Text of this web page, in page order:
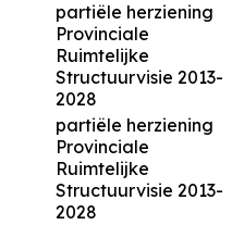
partiële herziening
Provinciale
Ruimtelijke
Structuurvisie 2013-
2028
partiële herziening
Provinciale
Ruimtelijke
Structuurvisie 2013-
2028